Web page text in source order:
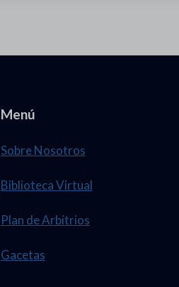
Menú
Sobre Nosotros
Biblioteca Virtual
Plan de Arbitrios
Gacetas